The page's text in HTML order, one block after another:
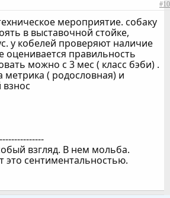
#10
мероприятие. собаку
в выставочной стойке,
у кобелей проверяют наличие
оценивается правильность
можно с 3 мес ( класс бэби) .
метрика ( родословная) и
взгляд. В нем мольба.
это сентиментальностью.